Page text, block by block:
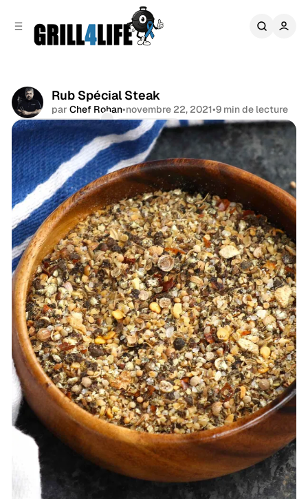
Rub Spécial Steak
par Chef Rohan•novembre 22, 2021•9 min de lecture
Commentaires
Partager